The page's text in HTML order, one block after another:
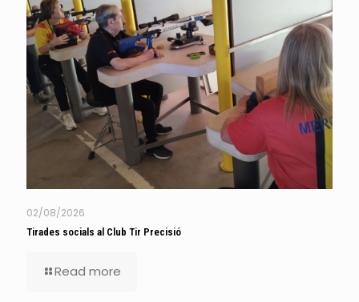
02/08/2026
Tirades socials al Club Tir Precisió
Read more